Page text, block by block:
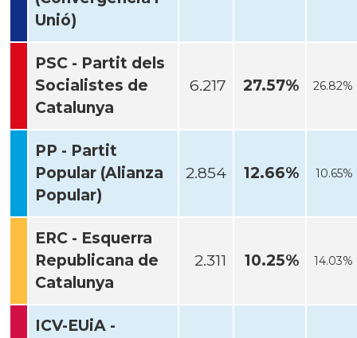
Unió)
PSC - Partit dels
Socialistes de
Catalunya
6.217 27.57% 26.82%
PP - Partit
Popular (Alianza
Popular)
2.854 12.66% 10.65%
ERC - Esquerra
Republicana de
Catalunya
2.311 10.25% 14.03%
ICV-EUiA -